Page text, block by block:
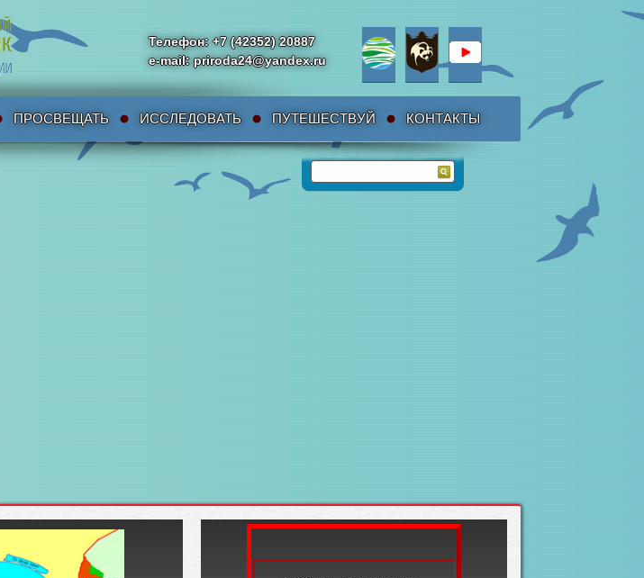
Телефон: +7 (42352) 20887
e-mail: priroda24@yandex.ru
ПРОСВЕЩАТЬ ИССЛЕДОВАТЬ ПУТЕШЕСТВУЙ КОНТАКТЫ